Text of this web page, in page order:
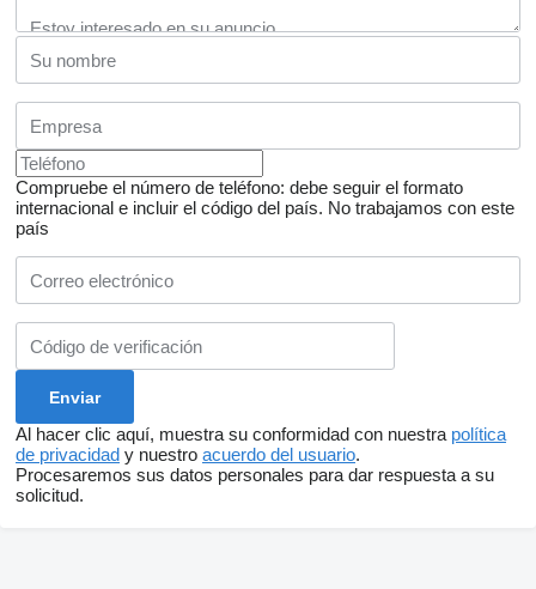
Compruebe el número de teléfono: debe seguir el formato
internacional e incluir el código del país. No trabajamos con este
país
Al hacer clic aquí, muestra su conformidad con nuestra política
de privacidad y nuestro acuerdo del usuario.
Procesaremos sus datos personales para dar respuesta a su
solicitud.